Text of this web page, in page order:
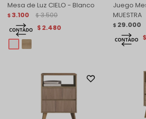
Mesa de Luz CIELO - Blanco
$ 3.100 $ 3.500
$ 2.480
Juego
MUESTRA
$ 29.000
$